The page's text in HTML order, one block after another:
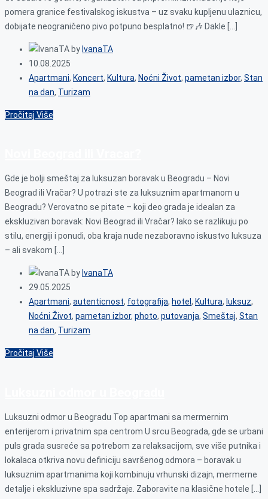
pomera granice festivalskog iskustva – uz svaku kupljenu ulaznicu,
dobijate neograničeno pivo potpuno besplatno! 🍺🎶 Dakle […]
byIvanaTA
10.08.2025
Apartmani, Koncert, Kultura, Noćni Život, pametan izbor, Stan
na dan, Turizam
Pročitaj Više
Gde je bolji smeštaj za luksuzan boravak u Beogradu – Novi
Beograd ili Vračar? U potrazi ste za luksuznim apartmanom u
Beogradu? Verovatno se pitate – koji deo grada je idealan za
ekskluzivan boravak: Novi Beograd ili Vračar? Iako se razlikuju po
stilu, energiji i ponudi, oba kraja nude nezaboravno iskustvo luksuza
– ali svakom […]
by IvanaTA
29.05.2025
Apartmani, autenticnost, fotografija, hotel , Kultura, luksuz,
Noćni Život, pametan izbor, photo, putovanja, Smeštaj, Stan
na dan, Turizam
Pročitaj Više
Luksuzni odmor u Beogradu Top apartmani sa mermernim
enterijerom i privatnim spa centrom U srcu Beograda, gde se urbani
puls grada susreće sa potrebom za relaksacijom, sve više putnika i
lokalaca otkriva novu definiciju savršenog odmora – boravak u
luksuznim apartmanima koji kombinuju vrhunski dizajn, mermerne
detalje i ekskluzivne spa sadržaje. Zaboravite na klasične hotele […]